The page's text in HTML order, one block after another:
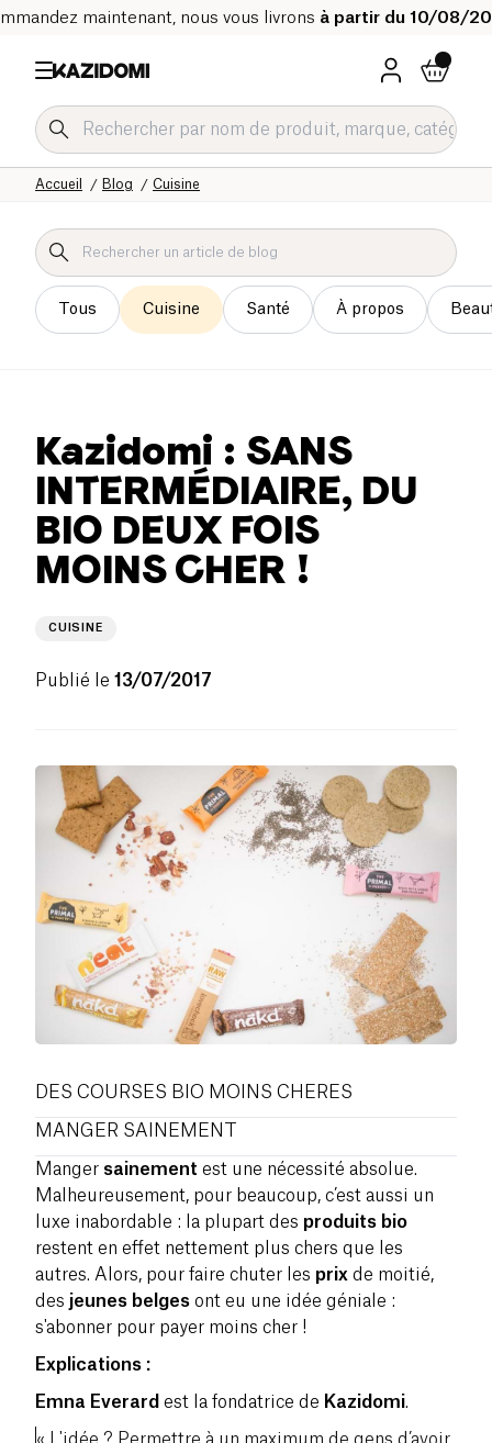
maintenant, nous vous livrons à partir du 10/08/
Cuisine
Blog
Accueil
Tous Cuisine Santé À propos
Kazidomi : SANS
INTERMÉDIAIRE, DU
BIO DEUX FOIS
MOINS CHER !
CUISINE
Publié le 13/07/2017
DES COURSES BIO MOINS CHERES
MANGER SAINEMENT
Manger sainement est une nécessité absolue.
Malheureusement, pour beaucoup, c’est aussi un
luxe inabordable : la plupart des produits bio
restent en effet nettement plus chers que les
autres. Alors, pour faire chuter les prix de moitié,
des jeunes belges ont eu une idée géniale :
s'abonner pour payer moins cher !
Explications :
Emna Everard est la fondatrice de Kazidomi.